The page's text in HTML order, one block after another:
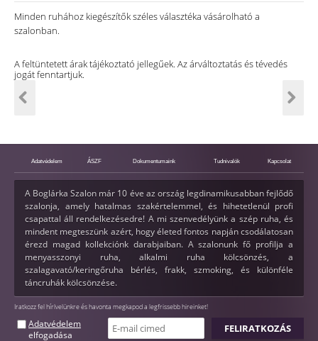
Minden ruhához kiegészítők széles választéka vásárolható a
szalonban.
A feltüntetett árak tájékoztató jellegűek. Az árváltoztatás és tévedés
jogát fenntartjuk.
Adatvédelem ÁSZF Dokumentumaink Tudnivalók Kapcsolat
A Boglárka Szalon már 10 éve az ország legdinamikusabban fejlődő
szalonja, amely hatalmas szakértelemmel, és hihetetlenül profi
csapattal áll rendelkezésedre! A mi szenvedélyünk a szép ruha, és
mindent megteszünk azért, hogy életed fontos napján csodálatosan
érezd magad kollekciónk darabjaiban. A szalonunk fő profilja a
menyasszonyi ruha, alkalmi ruha kölcsönzés, a
szalagavató/keringőruha bérlés, frakk, szmoking, és különféle
táncruhák kölcsönzése.
Iratkozz fel hírlvelünkre és havonta megkapod a legfrissebb hireinket!
Adatvédelem
elfogadása